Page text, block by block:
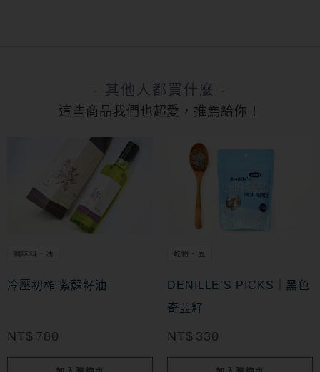
- 其他人都買什麼 -
這些商品我們也超愛，推薦給你！
調味料・油
冷壓初榨 紫蘇籽油
NT$ 780
乾物・豆
DENILLE’S PICKS｜黑色
奇亞籽
NT$ 330